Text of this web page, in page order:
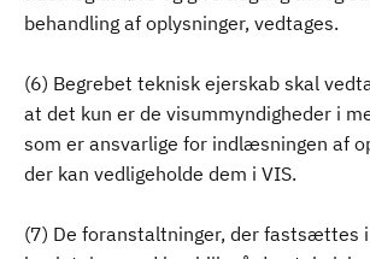
behandling af oplysninger, vedtages.
(6) Begrebet teknisk ejerskab skal
at det kun er de visummyndigheder i
som er ansvarlige for indlæsningen af
der kan vedligeholde dem i VIS.
(7) De foranstaltninger, der fastsættes